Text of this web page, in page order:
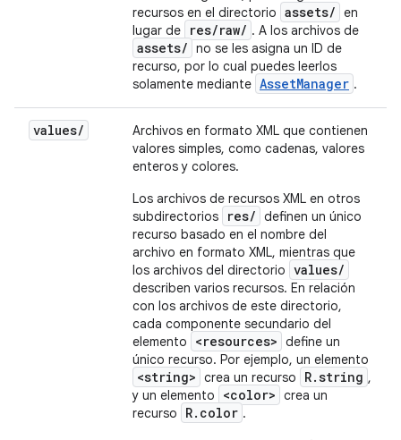
recursos en el directorio assets/ en
lugar de
res/raw/ . A los archivos de
assets/ no se les asigna un ID de
recurso, por lo cual puedes leerlos
solamente mediante AssetManager .
values/
Archivos en formato XML que contienen
valores simples, como cadenas, valores
enteros y colores.
Los archivos de recursos XML en otros
subdirectorios
res/ definen un único
recurso basado en el nombre del
archivo en formato XML, mientras que
los archivos del directorio values/
describen varios recursos. En relación
con los archivos de este directorio,
cada componente secundario del
elemento
<resources> define un
único recurso. Por ejemplo, un elemento
<string> crea un recurso R.string ,
y un elemento
<color> crea un
recurso
R.color .